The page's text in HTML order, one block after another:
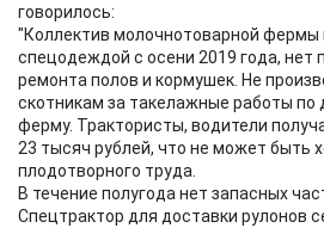
говорилось:
"Коллектив молочнотоварной фермы
спецодеждой с осени 2019 года, нет
ремонта полов и кормушек. Не
скотникам за такелажные работы по
ферму. Трактористы, водители
23 тысяч рублей, что не может быть
плодотворного труда.
В течение полугода нет запасных
Спецтрактор для доставки рулонов